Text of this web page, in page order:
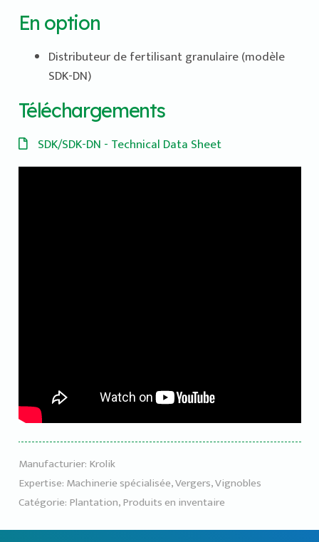
En option
Distributeur de fertilisant granulaire (modèle
SDK-DN)
Téléchargements
SDK/SDK-DN - Technical Data Sheet
Manufacturier: Krolik
Expertise: Machinerie spécialisée,Vergers,Vignobles
Catégorie: Plantation,Produits en inventaire